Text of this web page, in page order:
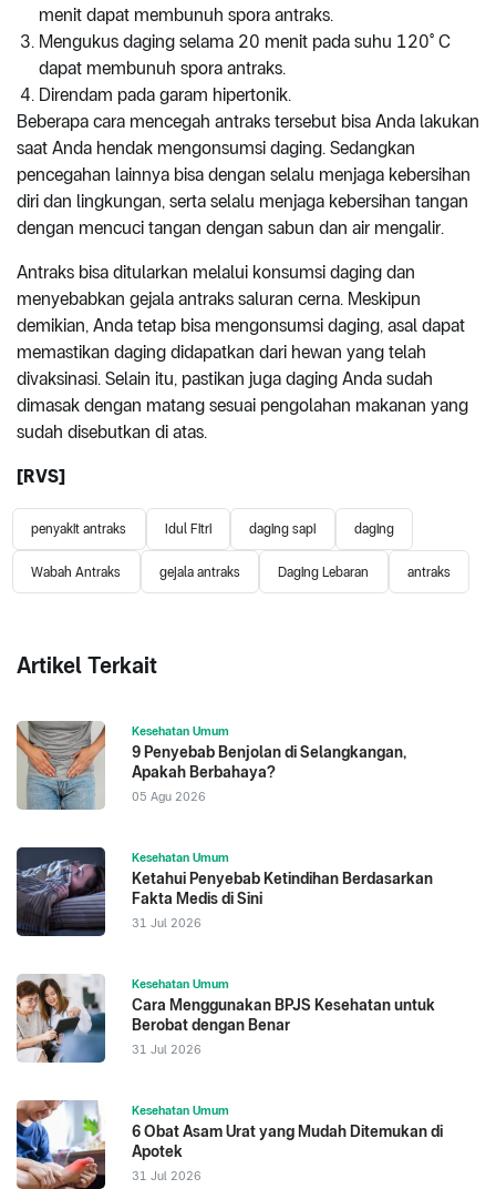
menit dapat membunuh spora antraks.
Mengukus daging selama 20 menit pada suhu 120° C
dapat membunuh spora antraks.
Direndam pada garam hipertonik.
Beberapa cara mencegah antraks tersebut bisa Anda lakukan
saat Anda hendak mengonsumsi daging. Sedangkan
pencegahan lainnya bisa dengan selalu menjaga kebersihan
diri dan lingkungan, serta selalu menjaga kebersihan tangan
dengan mencuci tangan dengan sabun dan air mengalir.
Antraks bisa ditularkan melalui konsumsi daging dan
menyebabkan gejala antraks saluran cerna. Meskipun
demikian, Anda tetap bisa mengonsumsi daging, asal dapat
memastikan daging didapatkan dari hewan yang telah
divaksinasi. Selain itu, pastikan juga daging Anda sudah
dimasak dengan matang sesuai pengolahan makanan yang
sudah disebutkan di atas.
[RVS]
penyakit antraks Idul Fitri daging sapi daging
Wabah Antraks gejala antraks Daging Lebaran antraks
Artikel Terkait
Kesehatan Umum
9 Penyebab Benjolan di Selangkangan,
Apakah Berbahaya?
05 Agu 2026
Kesehatan Umum
Ketahui Penyebab Ketindihan Berdasarkan
Fakta Medis di Sini
31 Jul 2026
Kesehatan Umum
Cara Menggunakan BPJS Kesehatan untuk
Berobat dengan Benar
31 Jul 2026
Kesehatan Umum
6 Obat Asam Urat yang Mudah Ditemukan di
Apotek
31 Jul 2026